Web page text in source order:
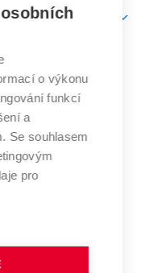
učení
technické
o výkonu
funkcí
a
Se souhlasem
pro